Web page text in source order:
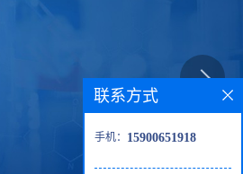
联系方式
手机： 15900651918